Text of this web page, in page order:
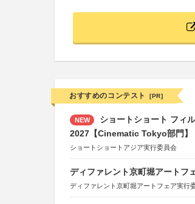
おすすめのコンテスト [PR]
NEW
ショートショート フィ
2027【Cinematic Tokyo部門】
ショートショートアジア実行委員会
ディファレント京町堀アートフ
ディファレント京町堀アートフェア実行